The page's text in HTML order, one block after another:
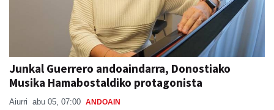
Junkal Guerrero andoaindarra, Donostiako
Musika Hamabostaldiko protagonista
Aiurri abu 05, 07:00 ANDOAIN